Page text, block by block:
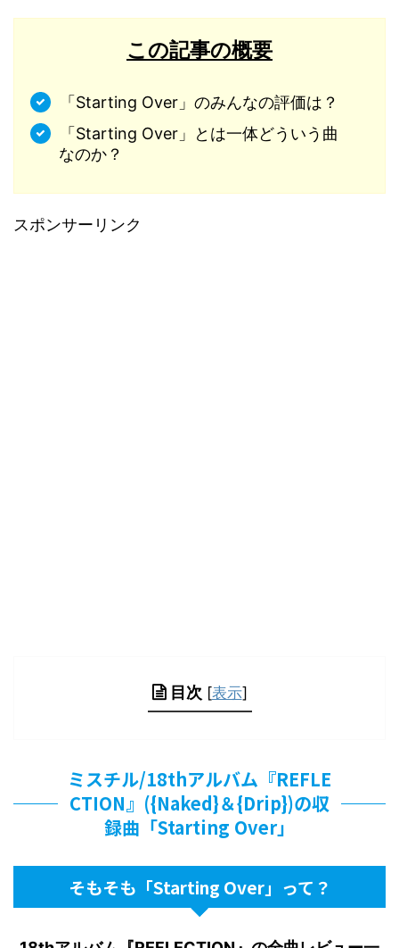
この記事の概要
「Starting Over」のみんなの評価は？
「Starting Over」とは一体どういう曲
なのか？
スポンサーリンク
目次 [表示]
ミスチル/18thアルバム『REFLE
CTION』({Naked}＆{Drip})の収
録曲「Starting Over」
そもそも「Starting Over」って？